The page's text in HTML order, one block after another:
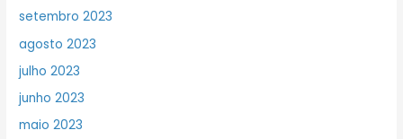
setembro 2023
agosto 2023
julho 2023
junho 2023
maio 2023